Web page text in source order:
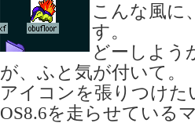
こんな風に
す。
どーしよう
が、ふと気が付いて。
アイコンを張りつけ
OS8.6を走らせている